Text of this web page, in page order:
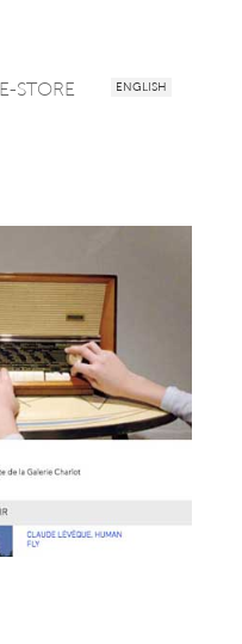
E-STORE ENGLISH